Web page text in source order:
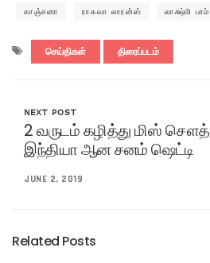
காஞ்சனா ராகவா லாரன்ஸ் லாக்ஷ்மி பாம்
செய்திகள் திரைப்படம்
NEXT POST
2 வருடம் கழித்து மிஸ் சௌத்
இந்தியா ஆன சனம் ஷெட்டி
JUNE 2, 2019
Related Posts